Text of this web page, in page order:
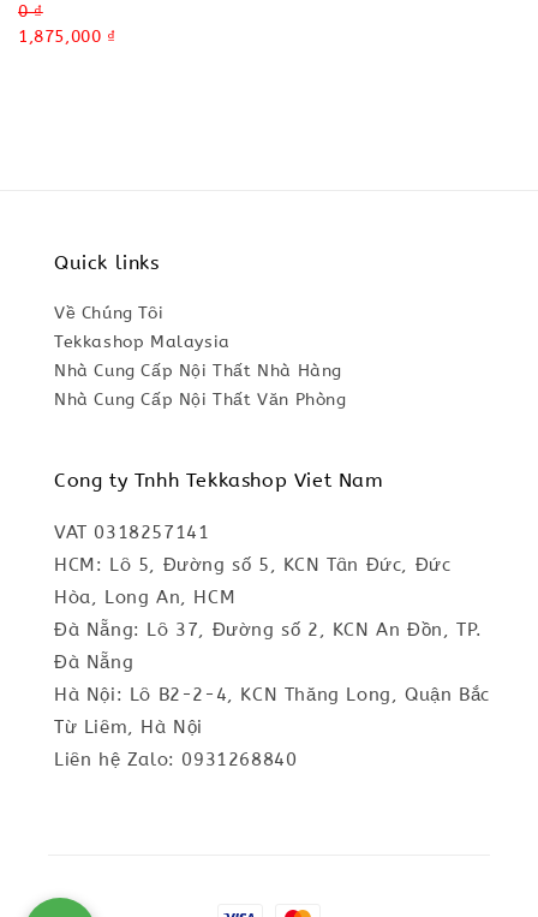
Regular
price
0 ₫
Sale
1,875,000 ₫
Quick links
Về Chúng Tôi
Tekkashop Malaysia
Nhà Cung Cấp Nội Thất Nhà Hàng
Nhà Cung Cấp Nội Thất Văn Phòng
Cong ty Tnhh Tekkashop Viet Nam
VAT 0318257141
HCM: Lô 5, Đường số 5, KCN Tân Đức, Đức
Hòa, Long An, HCM
Đà Nẵng: Lô 37, Đường số 2, KCN An Đồn, TP.
Đà Nẵng
Hà Nội: Lô B2-2-4, KCN Thăng Long, Quận Bắc
Từ Liêm, Hà Nội
Liên hệ Zalo: 0931268840